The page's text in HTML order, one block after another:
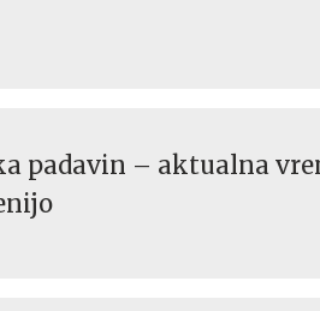
padavin – aktualna